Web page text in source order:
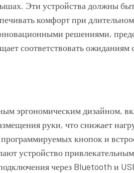
Эти устройства должны
комфорт при
решениями,
соответствовать ожиданиям
эргономическим дизайном,
руки, что снижает
кнопок и
устройство
через Bluetooth и